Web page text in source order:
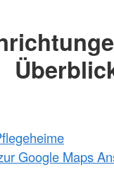
Google Maps